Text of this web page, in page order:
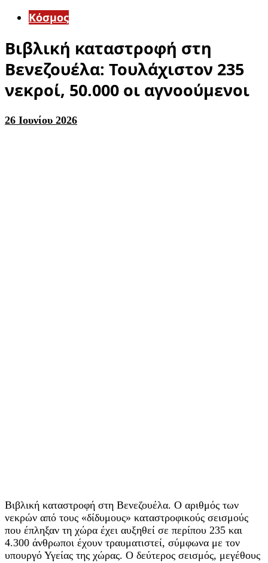
Κόσμος
Βιβλική καταστροφή στη
Βενεζουέλα: Τουλάχιστον 235
νεκροί, 50.000 οι αγνοούμενοι
26 Ιουνίου 2026
Βιβλική καταστροφή στη Βενεζουέλα. Ο αριθμός των
νεκρών από τους «δίδυμους» καταστροφικούς σεισμούς
που έπληξαν τη χώρα έχει αυξηθεί σε περίπου 235 και
4.300 άνθρωποι έχουν τραυματιστεί, σύμφωνα με τον
υπουργό Υγείας της χώρας. Ο δεύτερος σεισμός, μεγέθους